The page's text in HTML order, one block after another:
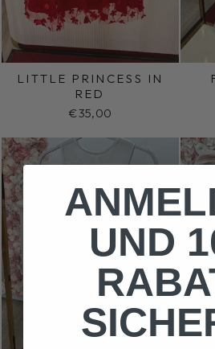
LITTLE PRINCESS IN
RED
€35,00
UND